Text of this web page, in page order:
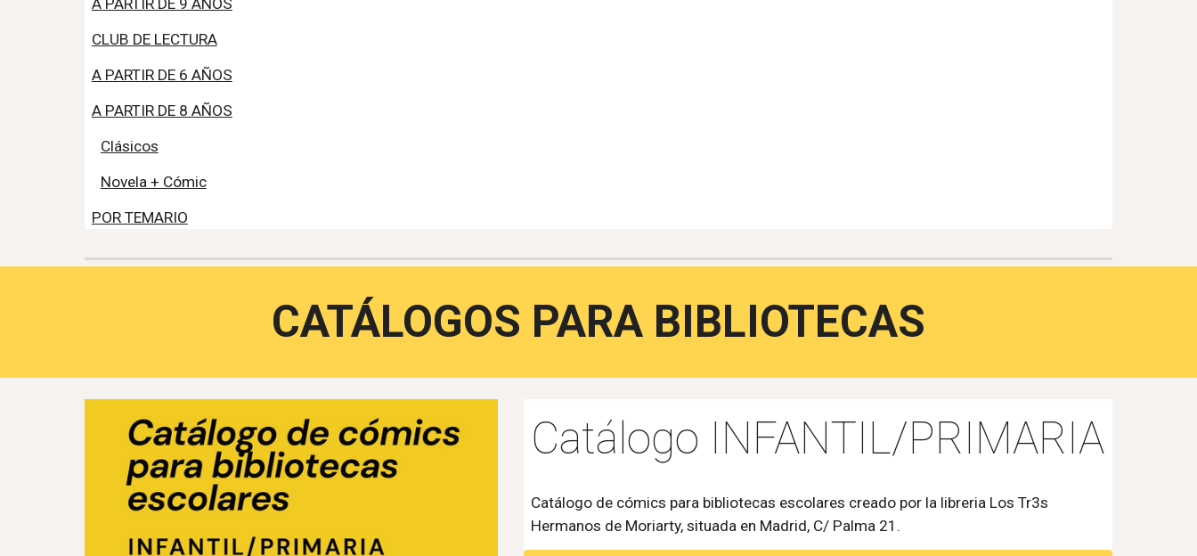
A PARTIR DE 9 AÑOS
CLUB DE LECTURA
A PARTIR DE 6 AÑOS
A PARTIR DE 8 AÑOS
Clásicos
Novela + Cómic
POR TEMARIO
CATÁLOGOS PARA BIBLIOTECAS
Catálogo INFANTIL/PRIMARIA
Catálogo de cómics para bibliotecas escolares creado por la libreria Los Tr3s
Hermanos de Moriarty, situada en Madrid, C/ Palma 21.